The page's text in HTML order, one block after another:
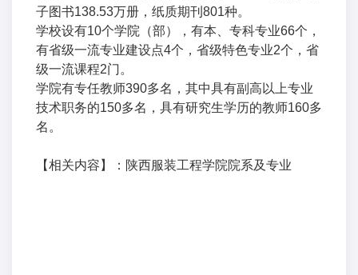
子图书138.53万册，纸质期刊801种。
学校设有10个学院（部），有本、专科专业66个，
有省级一流专业建设点4个，省级特色专业2个，省
级一流课程2门。
学院有专任教师390多名，其中具有副高以上专业
技术职务的150多名，具有研究生学历的教师160多
名。
【相关内容】： 陕西服装工程学院院系及专业